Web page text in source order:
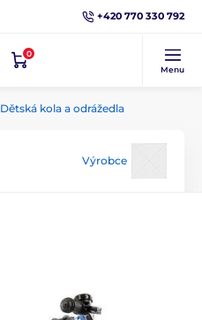
+420 770 330 792
0
Menu
Dětská kola a odrážedla
Výrobce